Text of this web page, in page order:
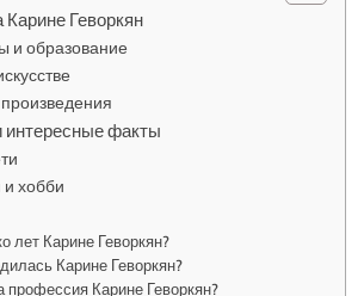
Геворкян
и образование
интересные факты
хобби
лет Карине Геворкян?
Карине Геворкян?
профессия Карине Геворкян?